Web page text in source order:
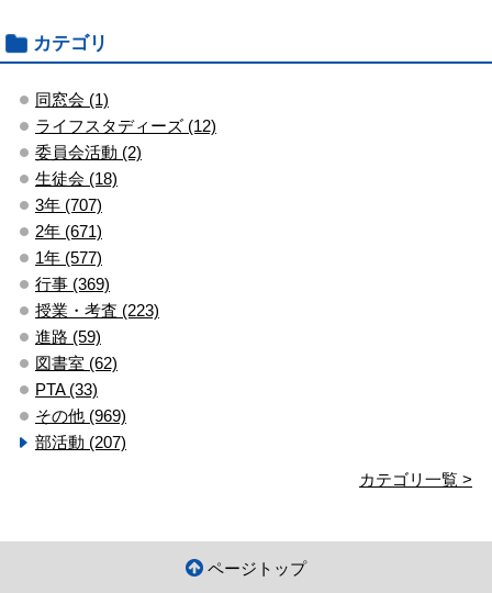
カテゴリ
同窓会 (1)
ライフスタディーズ (12)
委員会活動 (2)
生徒会 (18)
3年 (707)
2年 (671)
1年 (577)
行事 (369)
授業・考査 (223)
進路 (59)
図書室 (62)
PTA (33)
その他 (969)
部活動 (207)
カテゴリ一覧 >
ページトップ